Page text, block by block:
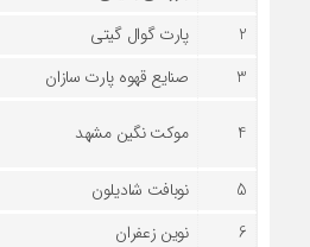
2
پارت گوال گیتی
3
صنایع قهوه پارت سازان
4 موکت نگین مشهد
5
نوبافت شادیلون
6
نوین زعفران